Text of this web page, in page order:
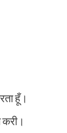
हूँ।